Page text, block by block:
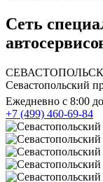
Сеть
Севастопольский
Ежедневно с 8:00
+7 (499) 460-69-84